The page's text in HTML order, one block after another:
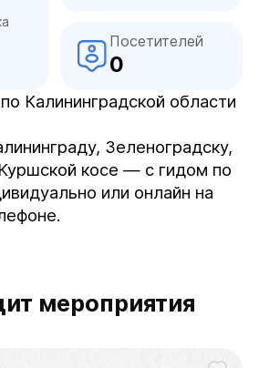
Посетителей
0
Калининградской области
Зеленоградску,
косе — с гидом по
или онлайн на
мероприятия